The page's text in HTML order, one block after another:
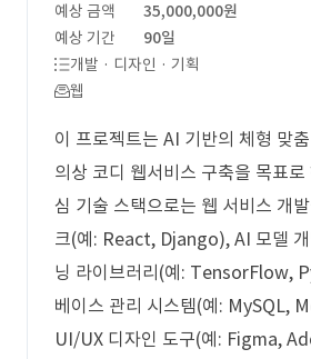
예상 금액
35,000,000원
예상 기간
90일
개발 · 디자인 · 기획
웹
이 프로젝트는 AI 기반의 체형 맞
의상 코디 웹서비스 구축을 목표로
심 기술 스택으로는 웹 서비스 개
크(예: React, Django), AI 모델 개
닝 라이브러리(예: TensorFlow,
베이스 관리 시스템(예: MySQL,
UI/UX 디자인 도구(예: Figma,